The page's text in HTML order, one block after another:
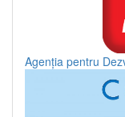
Agenția pentru